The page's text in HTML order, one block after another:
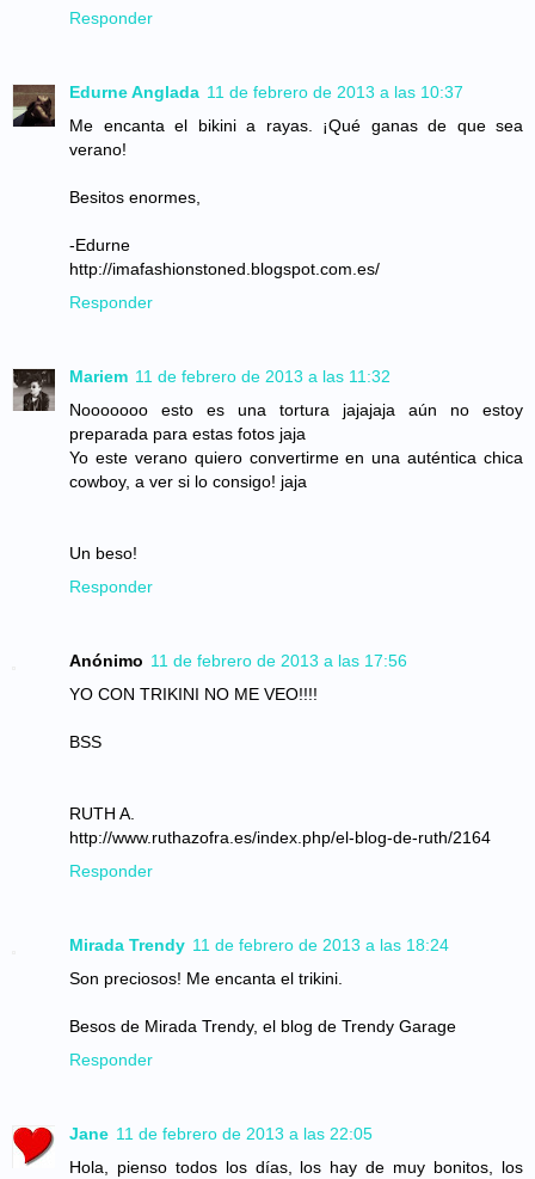
Responder
Edurne Anglada 11 de febrero de 2013 a las 10:37
Me encanta el bikini a rayas. ¡Qué ganas de que sea
verano!
Besitos enormes,
-Edurne
http://imafashionstoned.blogspot.com.es/
Responder
Mariem 11 de febrero de 2013 a las 11:32
Nooooooo esto es una tortura jajajaja aún no estoy
preparada para estas fotos jaja
Yo este verano quiero convertirme en una auténtica chica
cowboy, a ver si lo consigo! jaja
Un beso!
Responder
Anónimo 11 de febrero de 2013 a las 17:56
YO CON TRIKINI NO ME VEO!!!!
BSS
RUTH A.
http://www.ruthazofra.es/index.php/el-blog-de-ruth/2164
Responder
Mirada Trendy 11 de febrero de 2013 a las 18:24
Son preciosos! Me encanta el trikini.
Besos de Mirada Trendy, el blog de Trendy Garage
Responder
Jane 11 de febrero de 2013 a las 22:05
Hola, pienso todos los días, los hay de muy bonitos, los